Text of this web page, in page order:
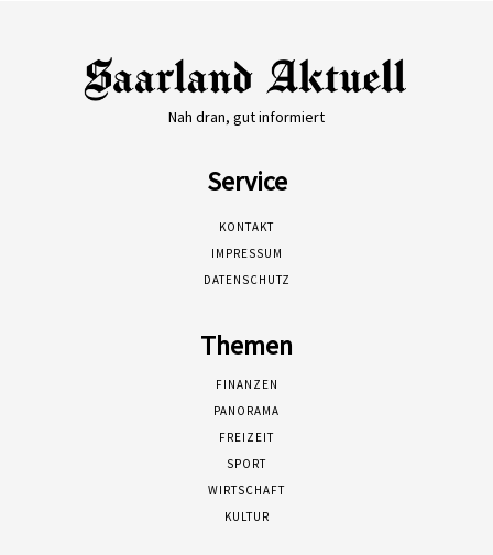
Nah dran, gut informiert
Service
KONTAKT
IMPRESSUM
DATENSCHUTZ
Themen
FINANZEN
PANORAMA
FREIZEIT
SPORT
WIRTSCHAFT
KULTUR